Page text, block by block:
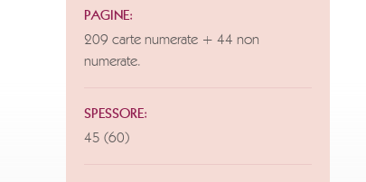
PAGINE:
209 carte numerate + 44 non
numerate.
SPESSORE:
45 (60)